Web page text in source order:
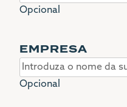
Opcional
EMPRESA
Opcional